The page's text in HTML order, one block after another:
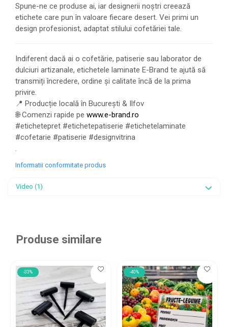
Spune-ne ce produse ai, iar designerii noștri creează
etichete care pun în valoare fiecare desert. Vei primi un
design profesionist, adaptat stilului cofetăriei tale.
Indiferent dacă ai o cofetărie, patiserie sau laborator de
dulciuri artizanale, etichetele laminate E-Brand te ajută să
transmiți încredere, ordine și calitate încă de la prima
privire.
📍 Producție locală în București & Ilfov
🌐 Comenzi rapide pe www.e-brand.ro
#etichetepret #etichetepatiserie #etichetelaminate
#cofetarie #patiserie #designvitrina
.
Informatii conformitate produs
Video (1)
Produse similare
-33% -40%